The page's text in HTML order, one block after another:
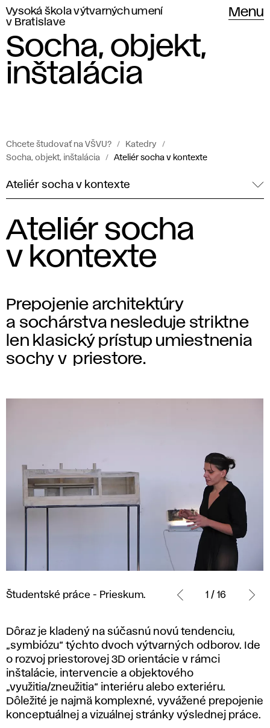
Vysoká škola výtvarných umení
v Bratislave
Menu
Socha, objekt,
inštalácia
Chcete študovať na VŠVU?
Katedry
Socha, objekt, inštalácia
Ateliér socha v kontexte
Ateliér socha v kontexte
Ateliér socha
v kontexte
Prepojenie architektúry
a sochárstva nesleduje striktne
len klasický prístup umiestnenia
sochy v priestore.
práce
Študentské práce - Prieskum. 1 / 16
Dôraz je kladený na súčasnú novú tendenciu,
„symbiózu“ týchto dvoch výtvarných odborov. Ide
o rozvoj priestorovej 3D orientácie v rámci
inštalácie, intervencie a objektového
„využitia/zneužitia“ interiéru alebo exteriéru.
Dôležité je najmä komplexné, vyvážené prepojenie
konceptuálnej a vizuálnej stránky výslednej práce.